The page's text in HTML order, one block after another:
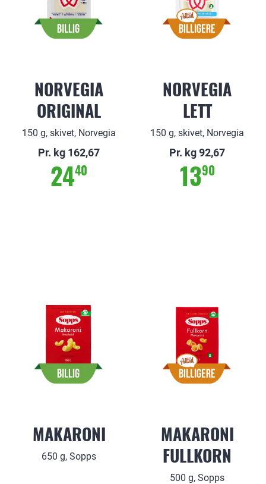
NORVEGIA
ORIGINAL
150 g, skivet, Norvegia
Pr. kg 162,67
2440
NORVEGIA
LETT
150 g, skivet, Norvegia
Pr. kg 92,67
1390
MAKARONI
650 g, Sopps
MAKARONI
FULLKORN
500 g, Sopps